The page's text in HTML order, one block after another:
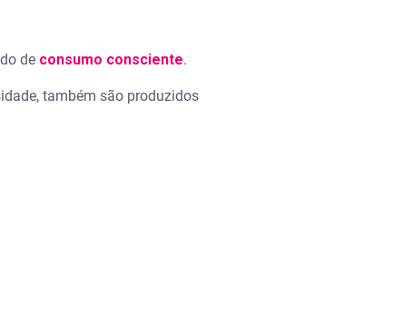
de consumo consciente.
também são produzidos